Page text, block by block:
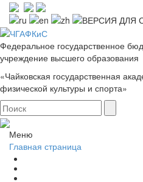
Федеральное государственное
учреждение высшего образования
«Чайковская государственная
физической культуры и спорта»
Меню
Главная страница